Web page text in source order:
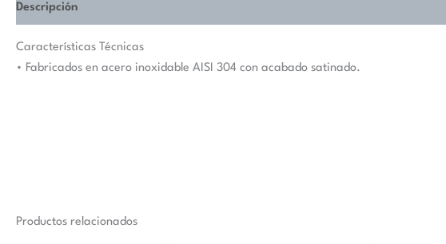
cantidad
Descripción
Características Técnicas
• Fabricados en acero inoxidable AISI 304 con acabado satinado.
Productos relacionados